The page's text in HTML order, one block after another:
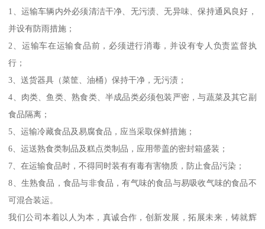
1、运输车辆内外必须清洁干净、无污渍、无异味、保持通风良好，
并设有防雨措施；
2、运输车在运输食品前，必须进行消毒，并设有专人负责监督执
行；
3、送货器具（菜筐、油桶）保持干净，无污渍；
4、肉类、鱼类、熟食类、半成品类必须包装严密，与蔬菜及其它副
食品隔离；
5、运输冷藏食品及易腐食品，应当采取保鲜措施；
6、运送熟食类制品及糕点类制品，应用带盖的密封箱盛装；
7、在运输食品时，不得同时装有有毒有害物质，防止食品污染；
8、生熟食品，食品与非食品，有气味的食品与易吸收气味的食品不
可混合装运。
我们公司本着以人为本，真诚合作，创新发展，拓展未来，铸就辉